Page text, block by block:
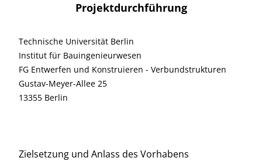
Projektdurchführung
Technische Universität Berlin
Institut für Bauingenieurwesen
FG Entwerfen und Konstruieren - Verbundstrukturen
Gustav-Meyer-Allee 25
13355 Berlin
Zielsetzung und Anlass des Vorhabens